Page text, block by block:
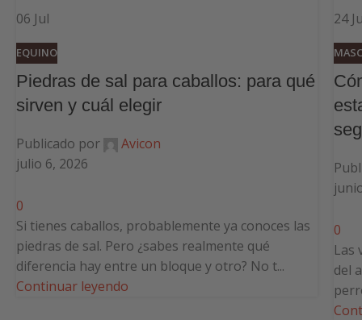
06 Jul
EQUINO
Piedras de sal para caballos: para qué
sirven y cuál elegir
Publicado por
Avicon
julio 6, 2026
0
Si tienes caballos, probablemente ya conoces las
piedras de sal. Pero ¿sabes realmente qué
diferencia hay entre un bloque y otro? No t...
Continuar leyendo
24
0
Las
del